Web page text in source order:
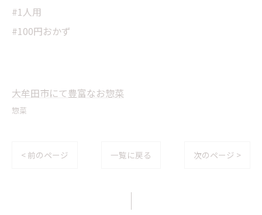
#1人用
#100円おかず
大牟田市にて豊富なお惣菜
惣菜
< 前のページ 一覧に戻る 次のページ >